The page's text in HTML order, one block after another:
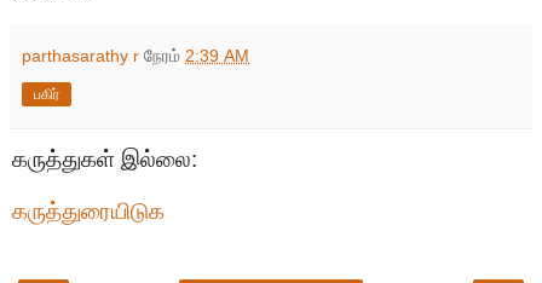
parthasarathy r நேரம் 2:39 AM
பகிர்
கருத்துகள் இல்லை:
கருத்துரையிடுக